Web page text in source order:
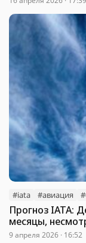
#iata #авиация
Прогноз IATA:
месяцы,
9 апреля 2026 · 16:52